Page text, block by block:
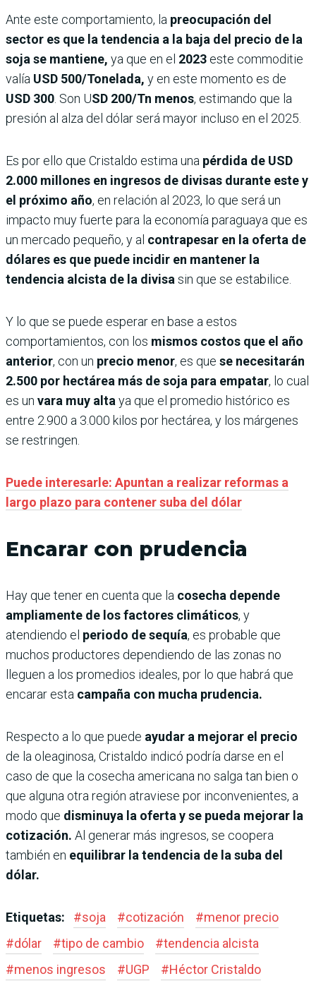
Ante este comportamiento, la preocupación del
sector es que la tendencia a la baja del precio de la
soja se mantiene, ya que en el 2023 este commoditie
valía USD 500/Tonelada, y en este momento es de
USD 300. Son USD 200/Tn menos, estimando que la
presión al alza del dólar será mayor incluso en el 2025.
Es por ello que Cristaldo estima una pérdida de USD
2.000 millones en ingresos de divisas durante este y
el próximo año, en relación al 2023, lo que será un
impacto muy fuerte para la economía paraguaya que es
un mercado pequeño, y al contrapesar en la oferta de
dólares es que puede incidir en mantener la
tendencia alcista de la divisasin que se estabilice.
Y lo que se puede esperar en base a estos
comportamientos, con los mismos costos que el año
anterior, con un precio menor, es que se necesitarán
2.500 por hectárea más de soja para empatar, lo cual
es un vara muy altaya que el promedio histórico es
entre 2.900 a 3.000 kilos por hectárea, y los márgenes
se restringen.
Puede interesarle: Apuntan a realizar reformas a
largo plazo para contener suba del dólar
Encarar con prudencia
Hay que tener en cuenta que la cosecha depende
ampliamente de los factores climáticos, y
atendiendo el periodo de sequía, es probable que
muchos productores dependiendo de las zonas no
lleguen a los promedios ideales, por lo que habrá que
encarar esta campaña con mucha prudencia.
Respecto a lo que puede ayudar a mejorar el precio
de la oleaginosa, Cristaldo indicó podría darse en el
caso de que la cosecha americana no salga tan bien o
que alguna otra región atraviese por inconvenientes, a
modo que disminuya la oferta y se pueda mejorar la
cotización. Al generar más ingresos, se coopera
también en equilibrar la tendencia de la suba del
dólar.
Etiquetas: #soja #cotización #menor precio
#dólar #tipo de cambio #tendencia alcista
#menos ingresos #UGP #Héctor Cristaldo